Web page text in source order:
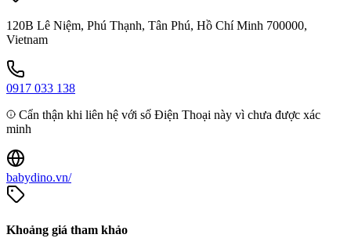
120B Lê Niệm, Phú Thạnh, Tân Phú, Hồ Chí Minh 700000,
Vietnam
0917 033 138
Cẩn thận khi liên hệ với số Điện Thoại này vì chưa được xác
minh
babydino.vn/
Khoảng giá tham khảo